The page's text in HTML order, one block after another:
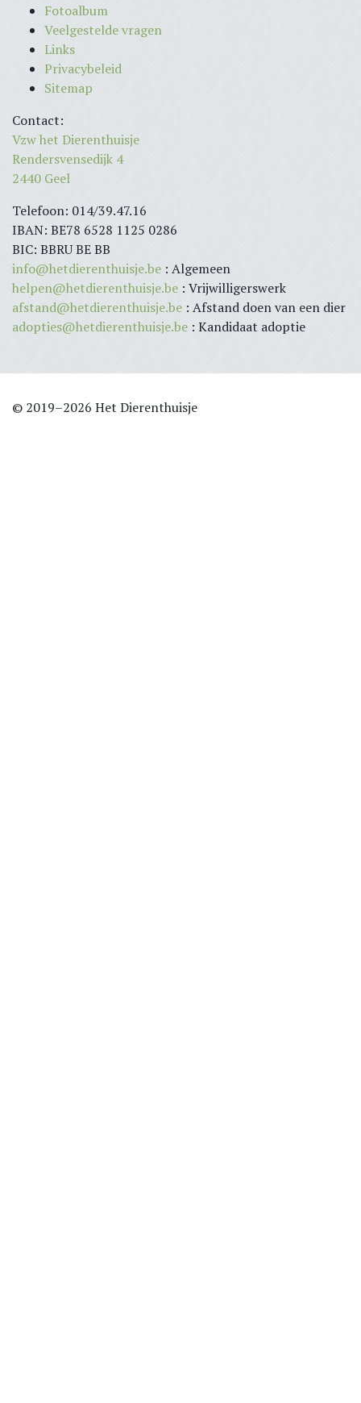
Fotoalbum
Veelgestelde vragen
Links
Privacybeleid
Sitemap
Contact:
Vzw het Dierenthuisje
Rendersvensedijk 4
2440 Geel
Telefoon: 014/39.47.16
IBAN: BE78 6528 1125 0286
BIC: BBRU BE BB
info@hetdierenthuisje.be : Algemeen
helpen@hetdierenthuisje.be : Vrijwilligerswerk
afstand@hetdierenthuisje.be : Afstand doen van een dier
adopties@hetdierenthuisje.be : Kandidaat adoptie
© 2019–2026 Het Dierenthuisje